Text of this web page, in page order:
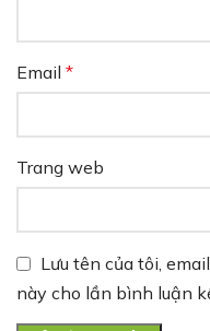
Email *
Trang web
Lưu tên của tôi,
này cho lần bình luận